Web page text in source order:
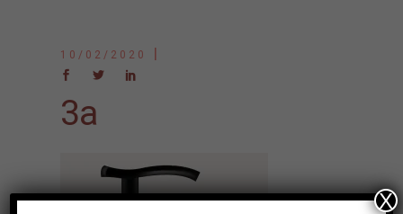
10/02/2020
3a
X